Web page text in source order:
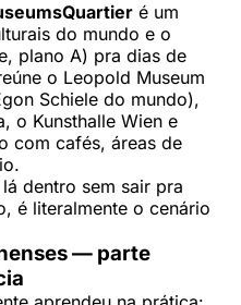
é um
do mundo e o
plano A) pra dias de
o Leopold Museum
Schiele do mundo),
o Kunsthalle Wien e
com cafés, áreas de
dentro sem sair pra
é literalmente o cenário
— parte